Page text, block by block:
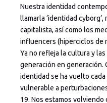
Nuestra identidad
llamarla ‘identidad
capitalista, así como los
influencers (hiperciclos de
Ya no refleja la cultura y
generación en generación.
identidad se ha vuelto
vulnerable a
19. Nos estamos volviendo